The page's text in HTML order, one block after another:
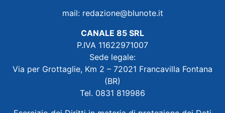
mail: redazione@blunote.it
CANALE 85 SRL
P.IVA 11622971007
Sede legale:
Via per Grottaglie, Km 2 – 72021 Francavilla Fontana
(BR)
Tel. 0831 819986